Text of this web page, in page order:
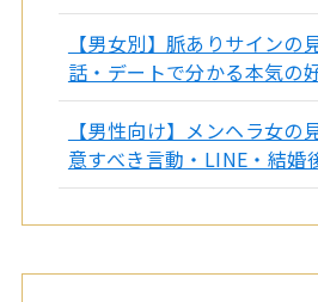
【男女別】脈ありサインの
話・デートで分かる本気の
【男性向け】メンヘラ女の
意すべき言動・LINE・結婚